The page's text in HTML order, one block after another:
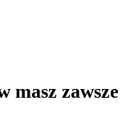
masz zawsze